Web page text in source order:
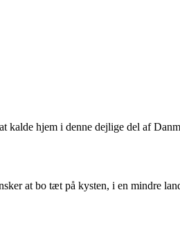
kalde hjem i denne dejlige del af
at bo tæt på kysten, i en mindre